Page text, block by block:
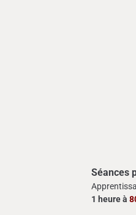
Séances
1 heure à